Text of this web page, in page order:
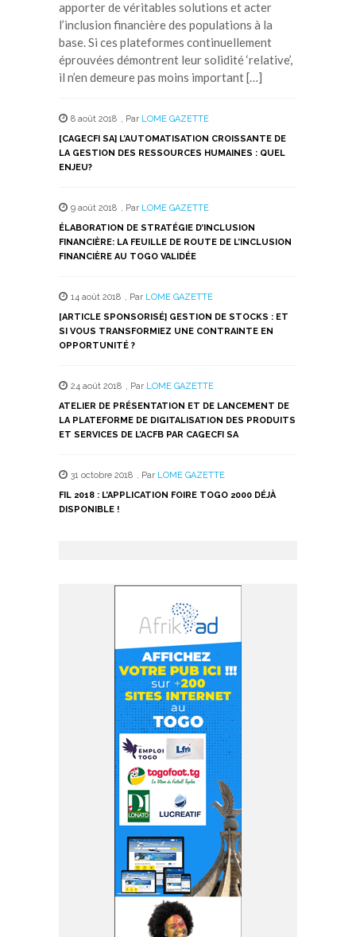
apporter de véritables solutions et acter
l’inclusion financière des populations à la
base. Si ces plateformes continuellement
éprouvées démontrent leur solidité ‘relative’,
il n’en demeure pas moins important […]
8 août 2018 , Par LOME GAZETTE
[CAGECFI SA] L’AUTOMATISATION CROISSANTE DE
LA GESTION DES RESSOURCES HUMAINES : QUEL
ENJEU?
9 août 2018 , Par LOME GAZETTE
ÉLABORATION DE STRATÉGIE D’INCLUSION
FINANCIÈRE: LA FEUILLE DE ROUTE DE L’INCLUSION
FINANCIÈRE AU TOGO VALIDÉE
14 août 2018 , Par LOME GAZETTE
[ARTICLE SPONSORISÉ] GESTION DE STOCKS : ET
SI VOUS TRANSFORMIEZ UNE CONTRAINTE EN
OPPORTUNITÉ ?
24 août 2018 , Par LOME GAZETTE
ATELIER DE PRÉSENTATION ET DE LANCEMENT DE
LA PLATEFORME DE DIGITALISATION DES PRODUITS
ET SERVICES DE L’ACFB PAR CAGECFI SA
31 octobre 2018 , Par LOME GAZETTE
FIL 2018 : L’APPLICATION FOIRE TOGO 2000 DÉJÀ
DISPONIBLE !